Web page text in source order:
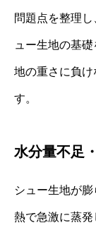
問題点を整理
ュー生地の基
地の重さに負
す。
水分量不足
シュー生地が
熱で急激に蒸